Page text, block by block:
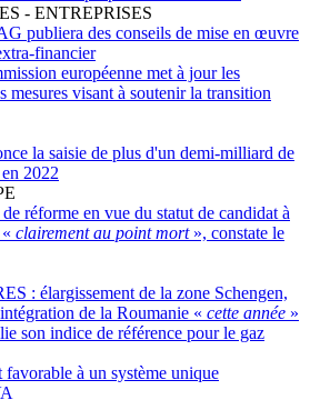
- ENTREPRISES
publiera des conseils de mise en œuvre
financier
européenne met à jour les
mesures visant à soutenir la transition
la saisie de plus d'un demi-milliard de
2022
de réforme en vue du statut de candidat à
clairement au point mort », constate le
: élargissement de la zone Schengen,
de la Roumanie « cette année »
son indice de référence pour le gaz
favorable à un système unique